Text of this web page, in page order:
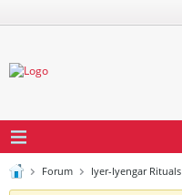
Forum Iyer-Iyengar Rituals